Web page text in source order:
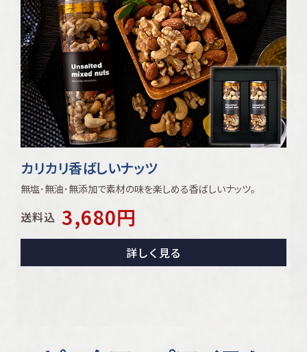
カリカリ香ばしいナッツ
無塩･無油･無添加で素材の味を楽しめる香ばしいナッツ｡
送料込 3,680円
詳しく見る